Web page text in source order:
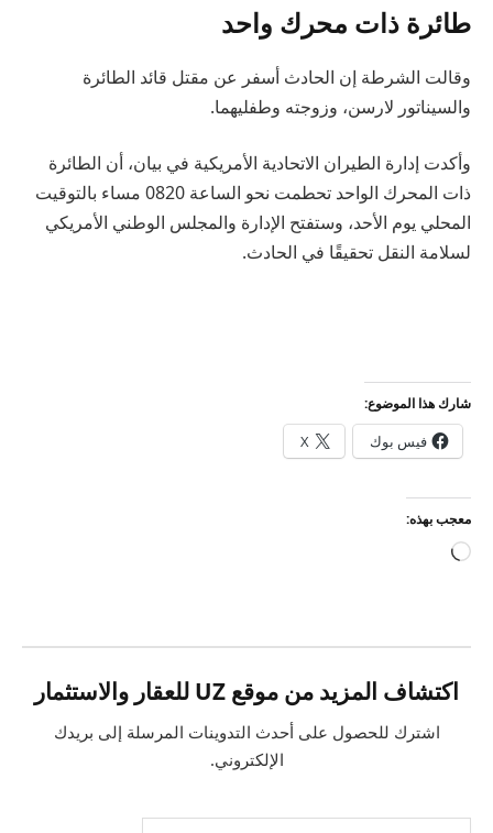
طائرة ذات محرك واحد
وقالت الشرطة إن الحادث أسفر عن مقتل قائد الطائرة
والسيناتور لارسن، وزوجته وطفليهما.
وأكدت إدارة الطيران الاتحادية الأمريكية في بيان، أن الطائرة
ذات المحرك الواحد تحطمت نحو الساعة 0820 مساء بالتوقيت
المحلي يوم الأحد، وستفتح الإدارة والمجلس الوطني الأمريكي
لسلامة النقل تحقيقًا في الحادث.
شارك هذا الموضوع:
فيس بوك X
معجب بهذه:
جاري
اكتشاف المزيد من موقع UZ للعقار والاستثمار
اشترك للحصول على أحدث التدوينات المرسلة إلى بريدك
الإلكتروني.
كتابة بريدك الإلكتروني...